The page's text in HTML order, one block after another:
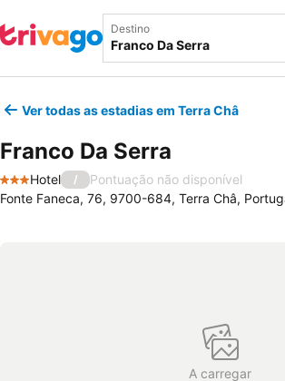
Destino
Ver todas as estadias em Terra Châ
Franco Da Serra
3 Estrelas
Hotel /
Pontuação não disponível
Fonte Faneca, 76, 9700-684, Terra Châ,
A carregar